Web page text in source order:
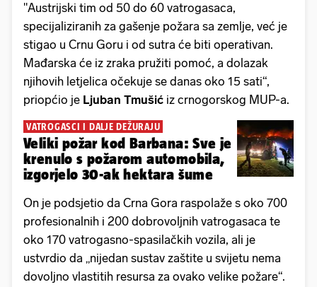
"Austrijski tim od 50 do 60 vatrogasaca,
specijaliziranih za gašenje požara sa zemlje, već je
stigao u Crnu Goru i od sutra će biti operativan.
Mađarska će iz zraka pružiti pomoć, a dolazak
njihovih letjelica očekuje se danas oko 15 sati“,
priopćio je Ljuban Tmušić iz crnogorskog MUP-a.
VATROGASCI I DALJE DEŽURAJU
Veliki požar kod Barbana: Sve je
krenulo s požarom automobila,
izgorjelo 30-ak hektara šume
On je podsjetio da Crna Gora raspolaže s oko 700
profesionalnih i 200 dobrovoljnih vatrogasaca te
oko 170 vatrogasno-spasilačkih vozila, ali je
ustvrdio da „nijedan sustav zaštite u svijetu nema
dovoljno vlastitih resursa za ovako velike požare“.